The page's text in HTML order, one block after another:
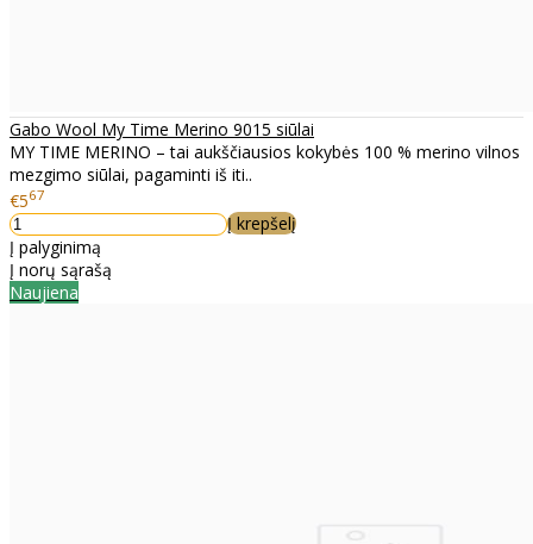
Gabo Wool My Time Merino 9015 siūlai
MY TIME MERINO – tai aukščiausios kokybės 100 % merino vilnos
mezgimo siūlai, pagaminti iš iti..
€567
Į krepšelį
Į palyginimą
Į norų sąrašą
Naujiena